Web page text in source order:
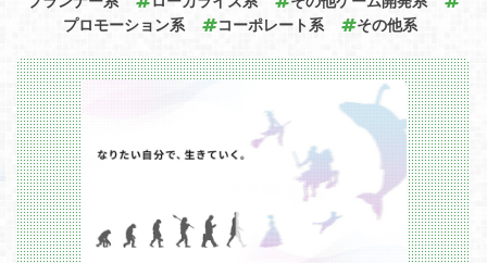
総合的なプロフェッショナルであると同時
に、人材開発と組織開発の両面からゲーム
トナーであることをミッションとしていま
す。
担当する開発事業のフェーズに合わせて役
割や責任範囲が変わり、画一化されたオペ
レーションだけでは、ゲーム、デジタル市
場のような常に変化するビジネス課題に向
き合うことはできないため、その変化に対
応できるスピード、フットワーク、柔軟性
■当ポジションのやりがいや面白さ
経営の伝えたいメッセージとそれを受け止
める従業員との間に立ち、潜在的なチャン
プロモーション系
コーポレート系 その他系